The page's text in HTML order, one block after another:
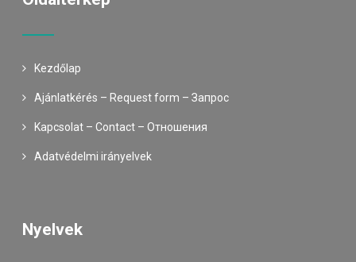
Kezdőlap
Ajánlatkérés – Request form – Запрос
Kapcsolat – Contact – Oтношения
Adatvédelmi irányelvek
Nyelvek